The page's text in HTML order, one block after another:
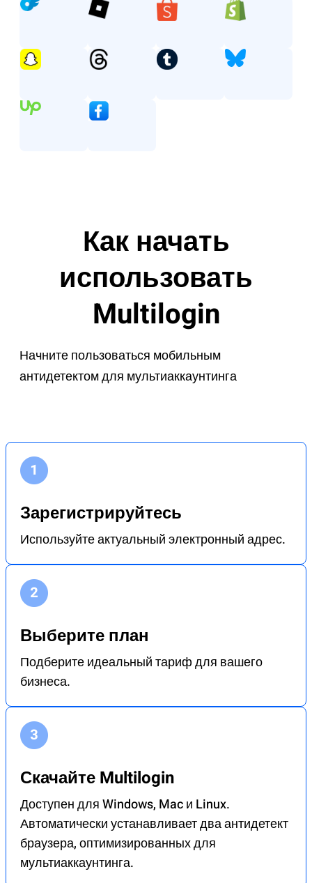
Как начать
использовать
Multilogin
Начните пользоваться мобильным
антидетектом для мультиаккаунтинга
Зарегистрируйтесь
Используйте актуальный электронный адрес.
Выберите план
Подберите идеальный тариф для вашего
бизнеса.
Скачайте Multilogin
Доступен для Windows, Mac и Linux.
Автоматически устанавливает два антидетект
браузера, оптимизированных для
мультиаккаунтинга.